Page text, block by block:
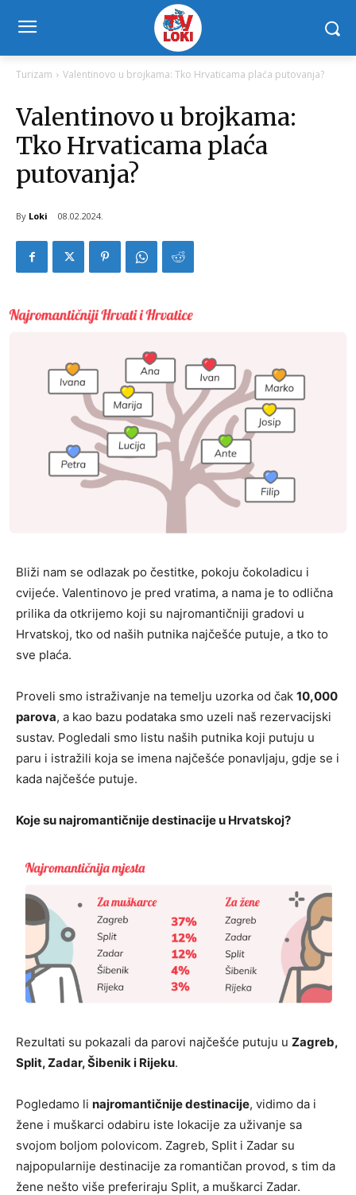
Turizam Valentinovo u brojkama: Tko Hrvaticama plaća putovanja?
Valentinovo u brojkama:
Tko Hrvaticama plaća
putovanja?
By Loki 08.02.2024.
Bliži nam se odlazak po čestitke, pokoju čokoladicu i
cvijeće. Valentinovo je pred vratima, a nama je to odlična
prilika da otkrijemo koji su najromantičniji gradovi u
Hrvatskoj, tko od naših putnika najčešće putuje, a tko to
sve plaća.
Proveli smo istraživanje na temelju uzorka od čak 10,000
parova, a kao bazu podataka smo uzeli naš rezervacijski
sustav. Pogledali smo listu naših putnika koji putuju u
paru i istražili koja se imena najčešće ponavljaju, gdje se i
kada najčešće putuje.
Koje su najromantičnije destinacije u Hrvatskoj?
Rezultati su pokazali da parovi najčešće putuju u Zagreb,
Split, Zadar, Šibenik i Rijeku.
Pogledamo li najromantičnije destinacije, vidimo da i
žene i muškarci odabiru iste lokacije za uživanje sa
svojom boljom polovicom. Zagreb, Split i Zadar su
najpopularnije destinacije za romantičan provod, s tim da
žene nešto više preferiraju Split, a muškarci Zadar.